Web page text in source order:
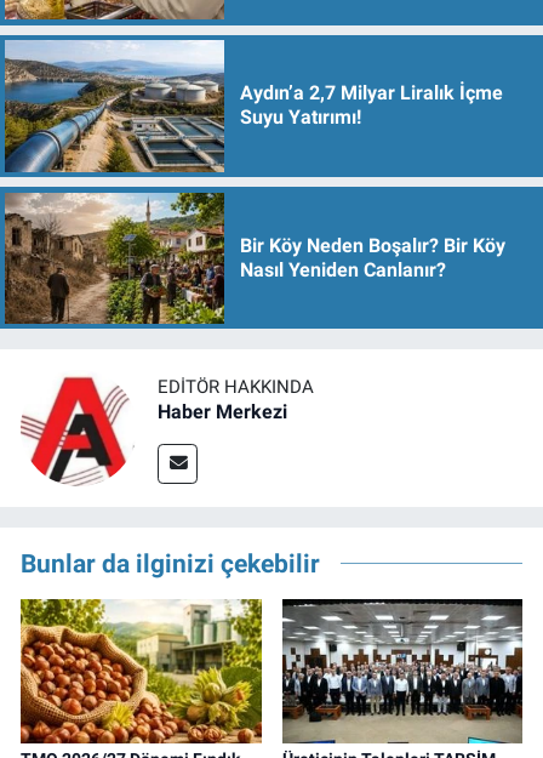
Aydın’a 2,7 Milyar Liralık İçme
Suyu Yatırımı!
Bir Köy Neden Boşalır? Bir Köy
Nasıl Yeniden Canlanır?
EDITÖR HAKKINDA
Haber Merkezi
Bunlar da ilginizi çekebilir